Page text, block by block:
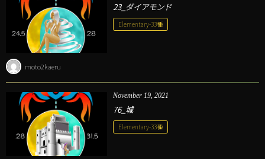
23_ダイアモンド
Elementary-33種
moto2kaeru
November 19,2021
76_城
Elementary-33種